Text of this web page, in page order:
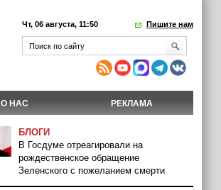
Чт, 06 августа, 11:50 Пишите нам
О НАС РЕКЛАМА
БЛОГИ
В Госдуме отреагировали на
рождественское обращение
Зеленского с пожеланием смерти